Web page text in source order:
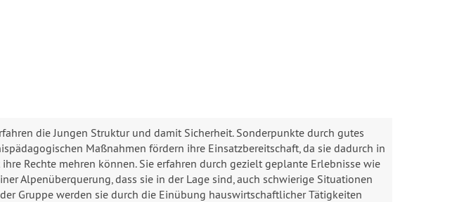
die Jungen Struktur und damit Sicherheit. Sonderpunkte durch gutes
Maßnahmen fördern ihre Einsatzbereitschaft, da sie dadurch in
Rechte mehren können. Sie erfahren durch gezielt geplante Erlebnisse wie
Alpenüberquerung, dass sie in der Lage sind, auch schwierige Situationen
Gruppe werden sie durch die Einübung hauswirtschaftlicher Tätigkeiten